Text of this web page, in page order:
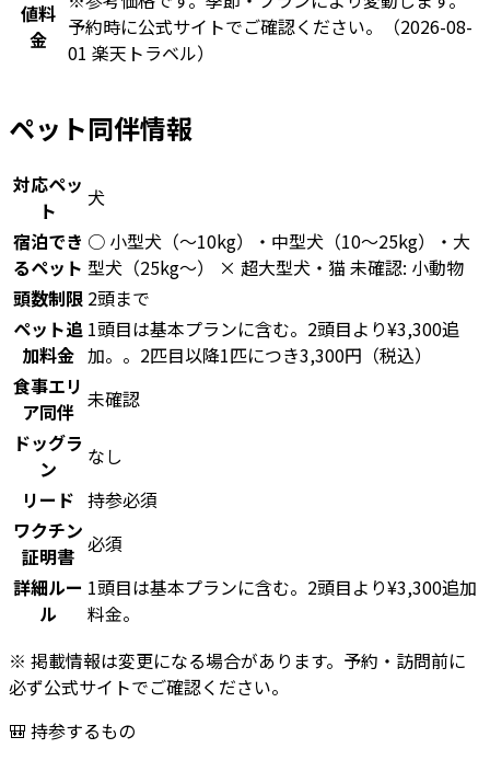
値料
金
予約時に公式サイトでご確認ください。
（2026-08-
01 楽天トラベル）
ペット同伴情報
対応ペッ
ト
犬
宿泊でき
るペット
○ 小型犬（〜10kg）・中型犬（10〜25kg）・大
型犬（25kg〜） × 超大型犬・猫 未確認: 小動物
頭数制限 2頭まで
ペット追
加料金
1頭目は基本プランに含む。2頭目より¥3,300追
加。。2匹目以降1匹につき3,300円（税込）
食事エリ
ア同伴 未確認
ドッグラ
ン
なし
リード 持参必須
ワクチン
証明書 必須
詳細ルー
ル
1頭目は基本プランに含む。2頭目より¥3,300追加
料金。
※ 掲載情報は変更になる場合があります。予約・訪問前に
必ず公式サイトでご確認ください。
🎒 持参するもの